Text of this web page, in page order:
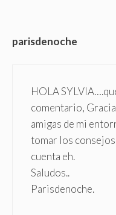
parisdenoche
HOLA
comentario,
amigas de mi
tomar los
cuenta eh.
Saludos..
Parisdenoche.